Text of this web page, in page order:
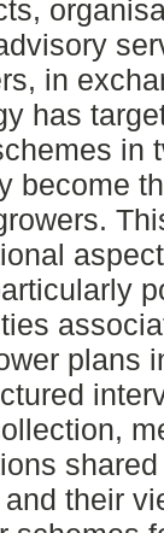
in
has
in
become
plans
their